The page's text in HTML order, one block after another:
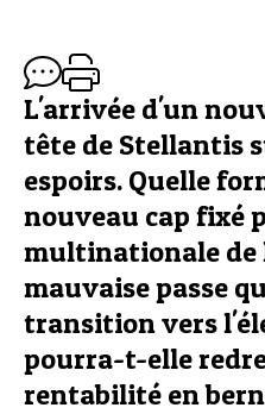
L'arrivée d'un
tête de Stellantis
espoirs. Quelle
nouveau cap fixé
multinationale de
mauvaise passe
transition vers
pourra-t-elle
rentabilité en